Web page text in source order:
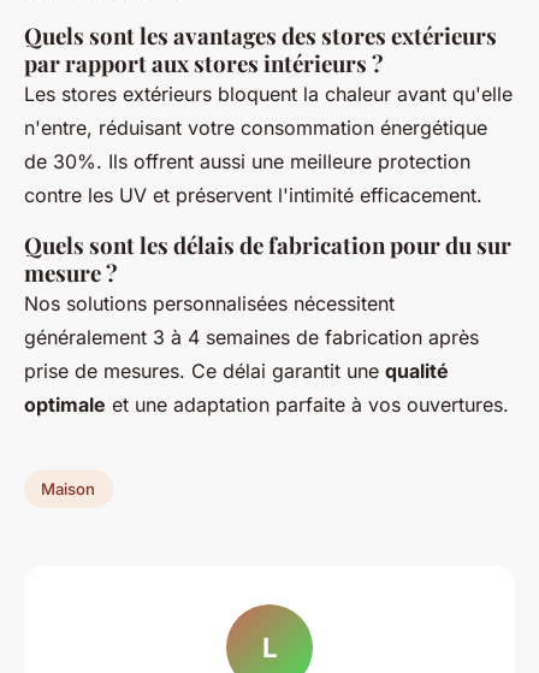
Quels sont les avantages des stores extérieurs
par rapport aux stores intérieurs ?
Les stores extérieurs bloquent la chaleur avant qu'elle
n'entre, réduisant votre consommation énergétique
de 30%. Ils offrent aussi une meilleure protection
contre les UV et préservent l'intimité efficacement.
Quels sont les délais de fabrication pour du sur
mesure ?
Nos solutions personnalisées nécessitent
généralement 3 à 4 semaines de fabrication après
prise de mesures. Ce délai garantit une qualité
optimale et une adaptation parfaite à vos ouvertures.
Maison
L